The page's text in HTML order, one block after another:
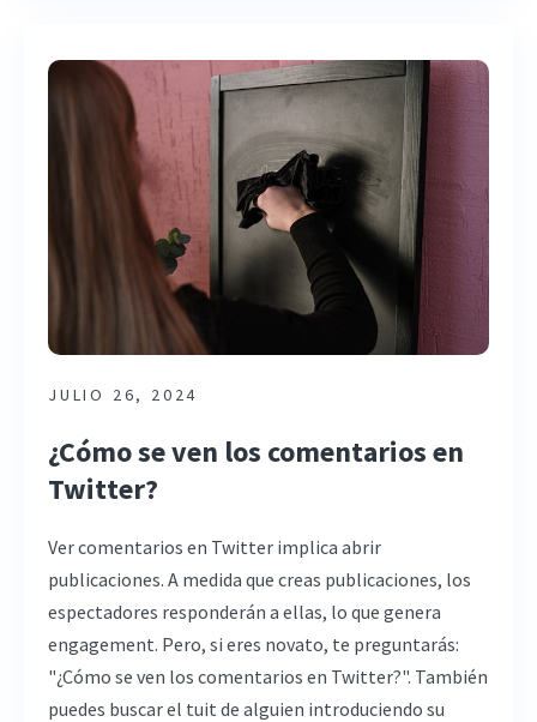
JULIO 26, 2024
¿Cómo se ven los comentarios en
Twitter?
Ver comentarios en Twitter implica abrir
publicaciones. A medida que creas publicaciones, los
espectadores responderán a ellas, lo que genera
engagement. Pero, si eres novato, te preguntarás:
"¿Cómo se ven los comentarios en Twitter?". También
puedes buscar el tuit de alguien introduciendo su